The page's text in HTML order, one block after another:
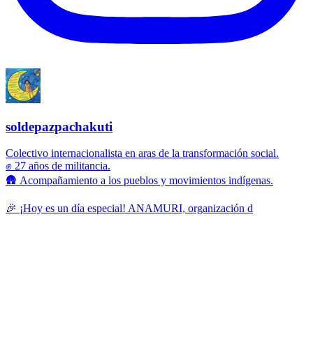
soldepazpachakuti
Colectivo internacionalista en aras de la transformación social.
✊ 27 años de militancia.
🛖 Acompañamiento a los pueblos y movimientos indígenas.
🎉 ¡Hoy es un día especial! ANAMURI, organización d